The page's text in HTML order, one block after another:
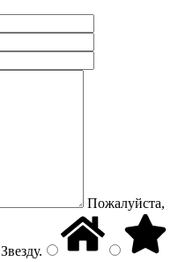
Пожалуйста,
Звезду.